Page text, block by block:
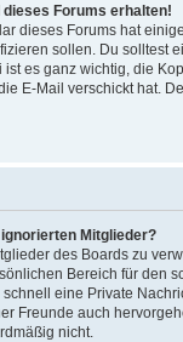
dieses Forums erhalten!
dieses Forums hat
sollen. Du solltest
es ganz wichtig, die
E-Mail verschickt hat.
Mitglieder?
des Boards zu
Bereich für den
eine Private
Freunde auch
nicht.